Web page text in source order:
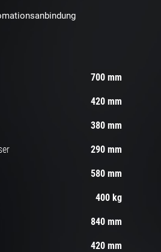
700 mm
420 mm
380 mm
290 mm
580 mm
400 kg
840 mm
420 mm